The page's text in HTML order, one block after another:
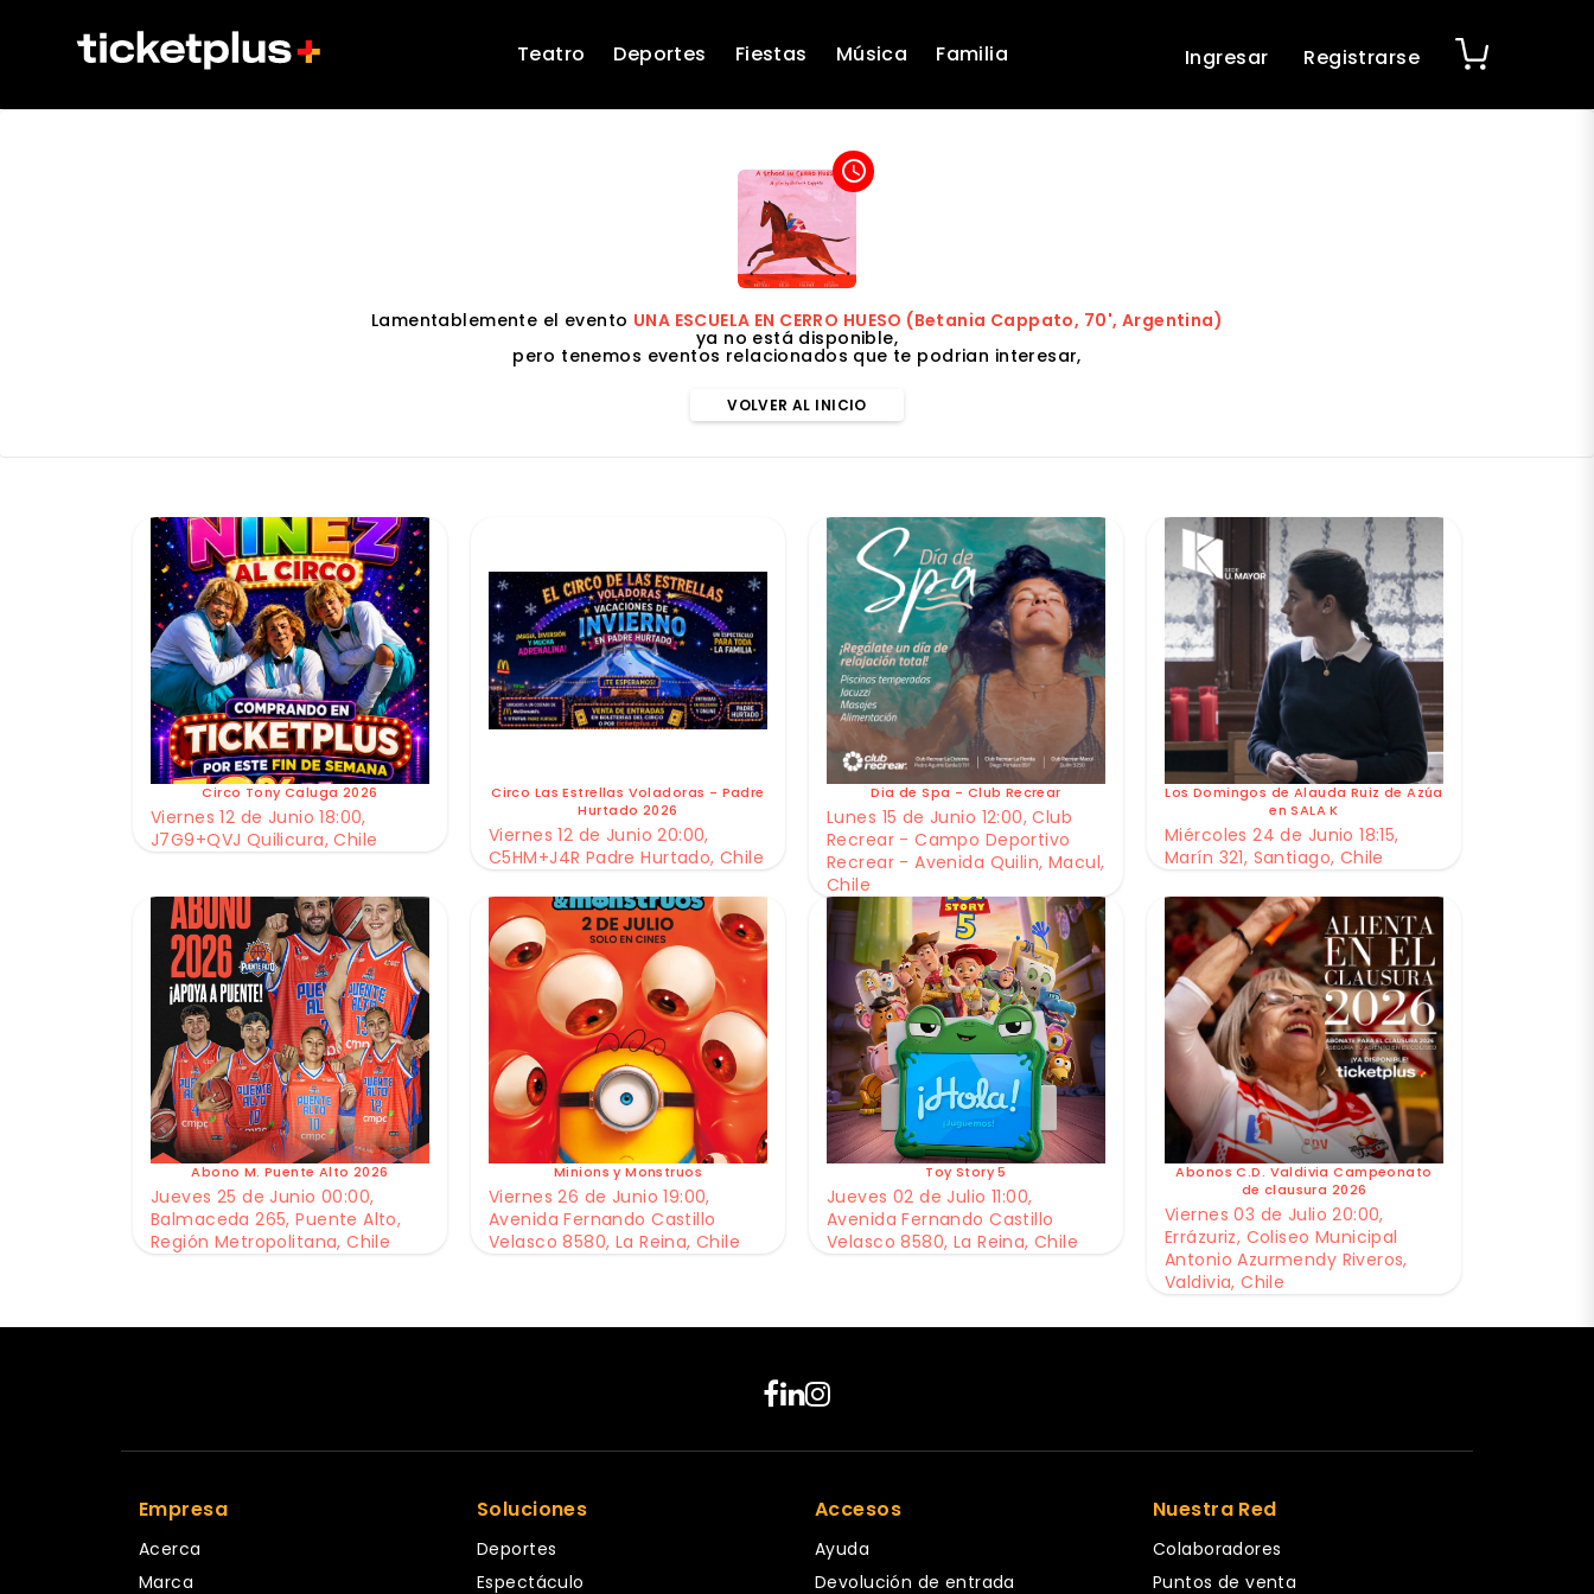
Teatro Deportes Fiestas Música Familia Ingresar Registrarse
access_time
Lamentablemente el evento UNA ESCUELA EN CERRO HUESO (Betania Cappato, 70', Argentina)
ya no está disponible,
pero tenemos eventos relacionados que te podrian interesar,
VOLVER AL INICIO
Circo Tony Caluga 2026
Viernes 12 de Junio 18:00,
J7G9+QVJ Quilicura, Chile
Circo Las Estrellas Voladoras - Padre
Hurtado 2026
Viernes 12 de Junio 20:00,
C5HM+J4R Padre Hurtado, Chile
Dia de Spa - Club Recrear
Lunes 15 de Junio 12:00, Club
Recrear - Campo Deportivo
Recrear - Avenida Quilin, Macul,
Chile
Los Domingos de Alauda Ruiz de Azúa
en SALA K
Miércoles 24 de Junio 18:15,
Marín 321, Santiago, Chile
Abono M. Puente Alto 2026
Jueves 25 de Junio 00:00,
Balmaceda 265, Puente Alto,
Región Metropolitana, Chile
Minions y Monstruos
Viernes 26 de Junio 19:00,
Avenida Fernando Castillo
Velasco 8580, La Reina, Chile
Toy Story 5
Jueves 02 de Julio 11:00,
Avenida Fernando Castillo
Velasco 8580, La Reina, Chile
Abonos C.D. Valdivia Campeonato
de clausura 2026
Viernes 03 de Julio 20:00,
Errázuriz, Coliseo Municipal
Antonio Azurmendy Riveros,
Valdivia, Chile
Empresa
Acerca
Marca
Soluciones
Deportes
Espectáculo
Accesos
Ayuda
Devolución de entrada
Nuestra Red
Colaboradores
Puntos de venta